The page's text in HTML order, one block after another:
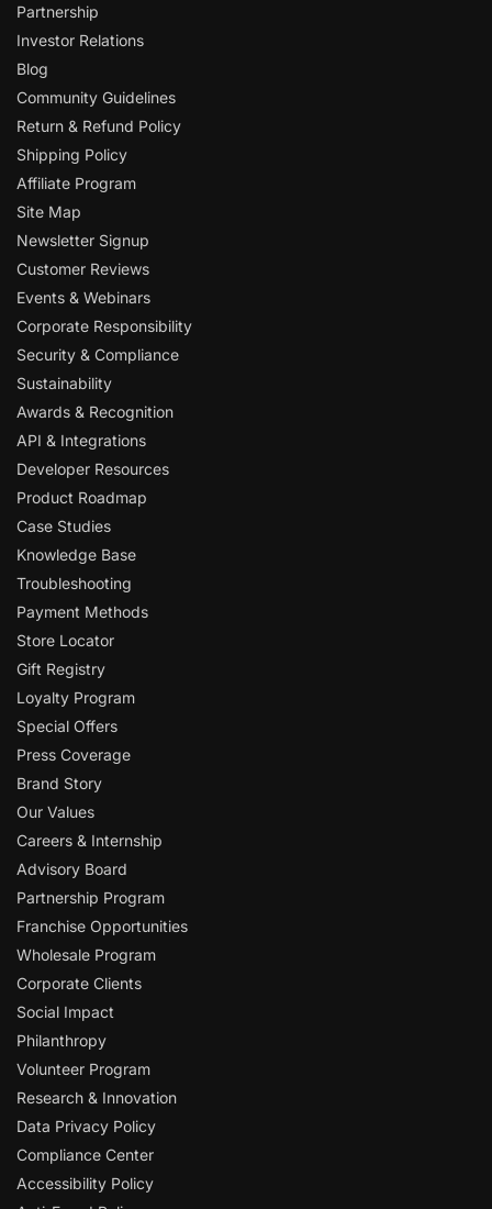
Partnership
Investor Relations
Blog
Community Guidelines
Return & Refund Policy
Shipping Policy
Affiliate Program
Site Map
Newsletter Signup
Customer Reviews
Events & Webinars
Corporate Responsibility
Security & Compliance
Sustainability
Awards & Recognition
API & Integrations
Developer Resources
Product Roadmap
Case Studies
Knowledge Base
Troubleshooting
Payment Methods
Store Locator
Gift Registry
Loyalty Program
Special Offers
Press Coverage
Brand Story
Our Values
Careers & Internship
Advisory Board
Partnership Program
Franchise Opportunities
Wholesale Program
Corporate Clients
Social Impact
Philanthropy
Volunteer Program
Research & Innovation
Data Privacy Policy
Compliance Center
Accessibility Policy